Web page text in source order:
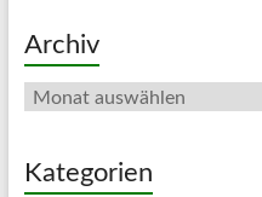
Archiv
Archiv
Kategorien